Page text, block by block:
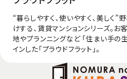
“暮らしやすく、使いやすく、美しく
けする、賃貸マンションシリーズ。
地やプランニングなど 「住まい手の
インした「プラウドフラット」。